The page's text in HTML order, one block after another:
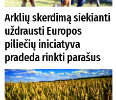
Arklių skerdimą siekianti
uždrausti Europos
piliečių iniciatyva
pradeda rinkti parašus